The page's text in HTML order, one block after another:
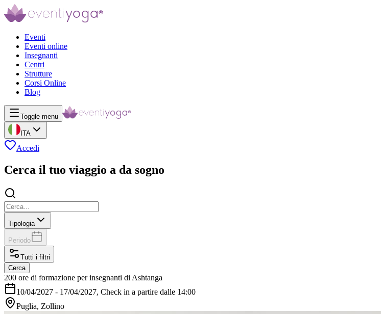
Eventi
Eventi online
Insegnanti
Centri
Strutture
Corsi Online
Blog
Toggle menu
ITA
Accedi
Cerca il tuo viaggio a da sogno
Tipologia
Periodo
Tutti i filtri
Cerca
200 ore di formazione per insegnanti di Ashtanga
10/04/2027 - 17/04/2027, Check in a partire dalle 14:00
Puglia, Zollino